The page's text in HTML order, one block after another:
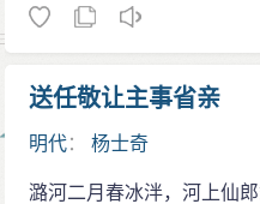
吕震上疏请穿吉服。杨士
炽仍然戴素冠穿麻衣上朝
公张辅仍然服制如初。罢
“（父亲）棺木仍然在停柩
送任敬让主事省亲
明代：杨士奇
潞河二月春冰泮，河上仙